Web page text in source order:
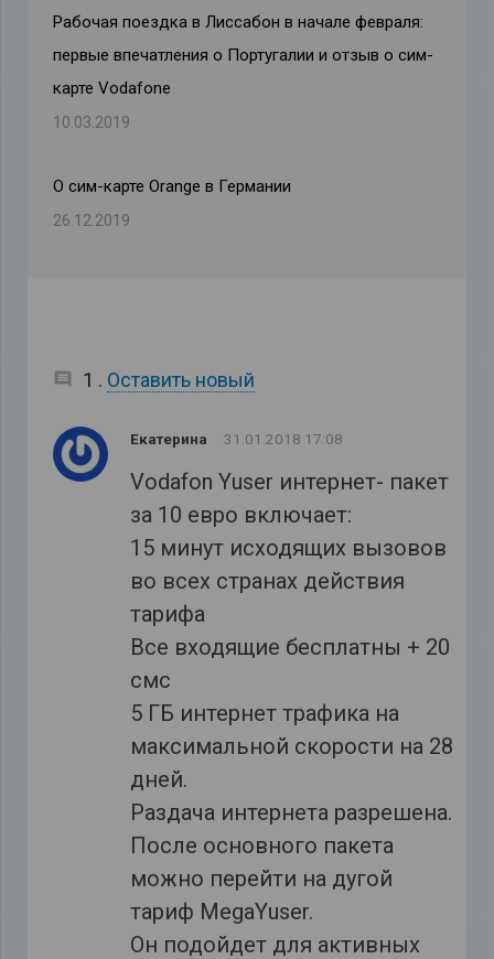
Рабочая поездка в Лиссабон в начале февраля:
первые впечатления о Португалии и отзыв о сим-
карте Vodafone
10.03.2019
О сим-карте Оrange в Германии
26.12.2019
1 комментарий
. Оставить новый
Екатерина 31.01.2018 17:08
Vodafon Yuser интернет- пакет
за 10 евро включает:
15 минут исходящих вызовов
во всех странах действия
тарифа
Все входящие бесплатны + 20
смс
5 ГБ интернет трафика на
максимальной скорости на 28
дней.
Раздача интернета разрешена.
После основного пакета
можно перейти на дугой
тариф MegaYuser.
Он подойдет для активных